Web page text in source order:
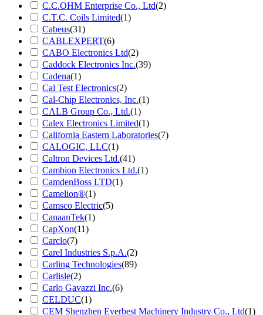
C.C.OHM Enterprise Co., Ltd(2)
C.T.C. Coils Limited(1)
Cabeus(31)
CABLEXPERT(6)
CABO Electronics Ltd(2)
Caddock Electronics Inc.(39)
Cadena(1)
Cal Test Electronics(2)
Cal-Chip Electronics, Inc.(1)
CALB Group Co., Ltd.(1)
Calex Electronics Limited(1)
California Eastern Laboratories(7)
CALOGIC, LLC(1)
Caltron Devices Ltd.(41)
Cambion Electronics Ltd.(1)
CamdenBoss LTD(1)
Camelion®(1)
Camsco Electric(5)
CanaanTek(1)
CapXon(11)
Carclo(7)
Carel Industries S.p.A.(2)
Carling Technologies(89)
Carlisle(2)
Carlo Gavazzi Inc.(6)
CELDUC(1)
CEM Shenzhen Everbest Machinery Industry Co., Ltd(1)